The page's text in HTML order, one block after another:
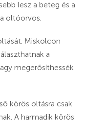
lesz a beteg és a
oltóorvos.
Miskolcon
a
megerősíthessék
körös oltásra csak
A harmadik körös